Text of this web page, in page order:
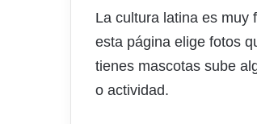
La cultura latina es muy
esta página elige fotos
tienes mascotas sube
o actividad.